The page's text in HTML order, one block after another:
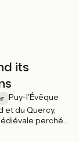
its
Puy-l'Évêque
et du Quercy,
perchée